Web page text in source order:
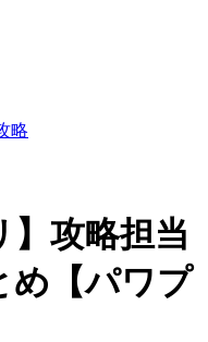
略
】攻略担当
め【パワプ